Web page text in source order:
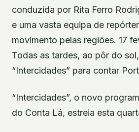
conduzida por Rita Ferro
e uma vasta equipa de
movimento pelas regiões. 17
Todas as tardes, ao pôr do
“Intercidades” para contar
“Intercidades”, o novo
do Conta Lá, estreia esta